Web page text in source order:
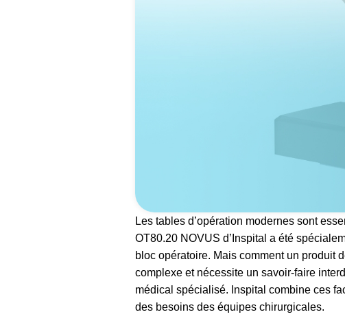
Les tables d’opération modernes sont
OT80.20 NOVUS d’Inspital a été
bloc opératoire. Mais comment un produit
complexe et nécessite un savoir-faire
médical spécialisé. Inspital combine ces
des besoins des équipes chirurgicales.